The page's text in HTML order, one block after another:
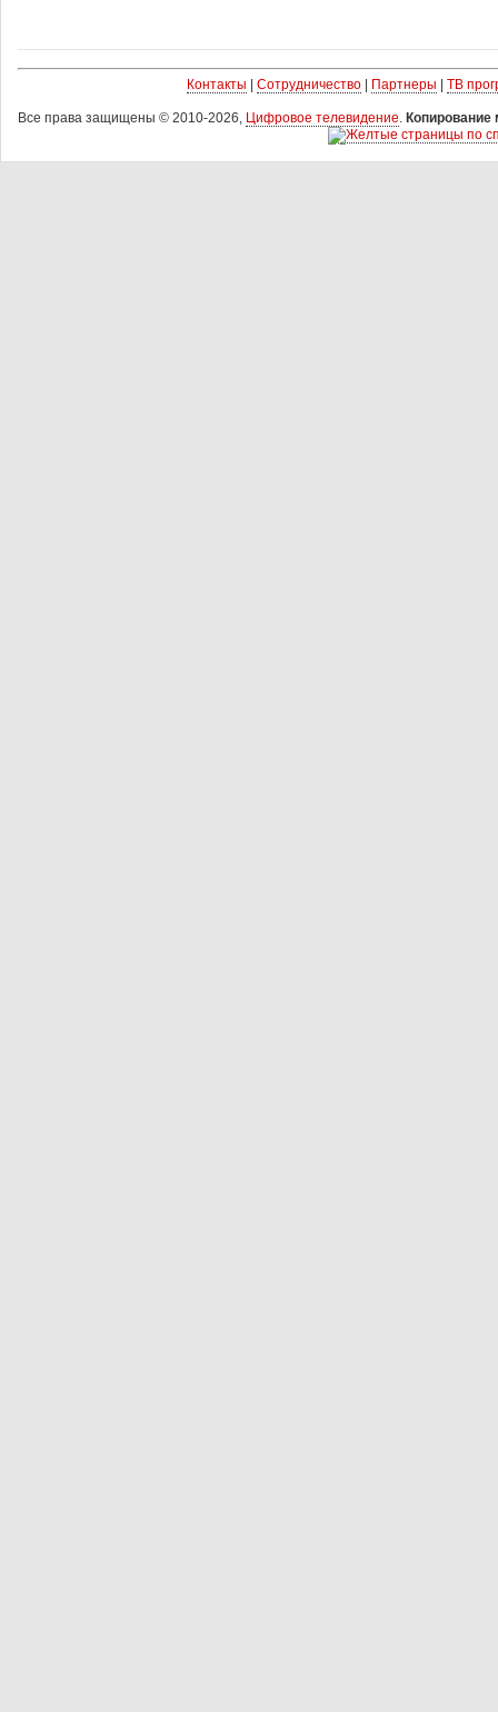
Контакты Сотрудничество| Партнеры ТВ
Все права защищены © 2010-2026, Цифровое телевидение. Копирование